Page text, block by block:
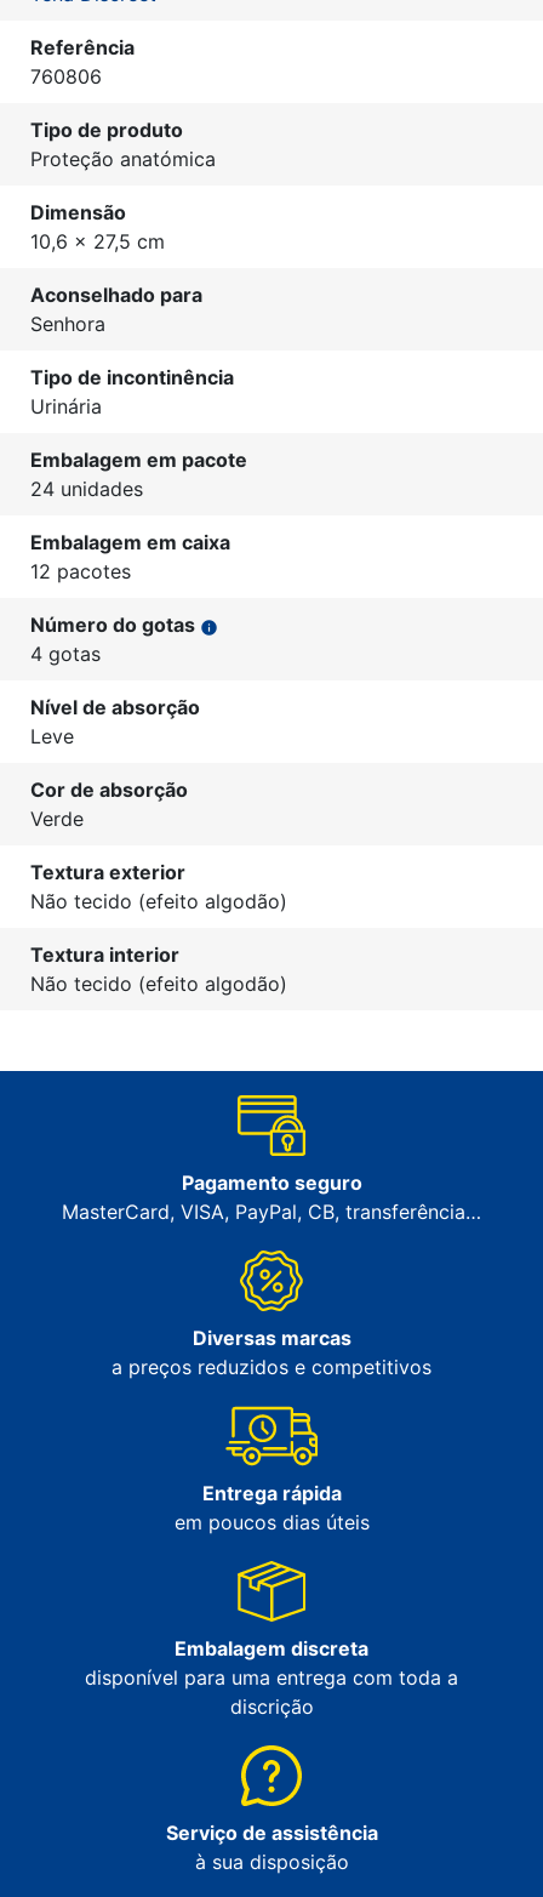
Referência
760806
Tipo de produto
Proteção anatómica
Dimensão
10,6 x 27,5 cm
Aconselhado para
Senhora
Tipo de incontinência
Urinária
Embalagem em pacote
24 unidades
Embalagem em caixa
12 pacotes
Número do gotas info
4 gotas
Nível de absorção
Leve
Cor de absorção
Verde
Textura exterior
Não tecido (efeito algodão)
Textura interior
Não tecido (efeito algodão)
Pagamento seguro
MasterCard, VISA, PayPal, CB, transferência…
Diversas marcas
a preços reduzidos e competitivos
Entrega rápida
em poucos dias úteis
Embalagem discreta
disponível para uma entrega com toda a
discrição
Serviço de assistência
à sua disposição